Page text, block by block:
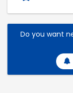
Do you want